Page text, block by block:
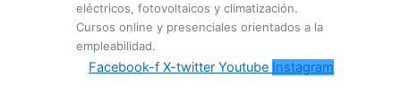
eléctricos, fotovoltaicos y climatización.
Cursos online y presenciales orientados a la
empleabilidad.
Facebook-f X-twitter Youtube Instagram